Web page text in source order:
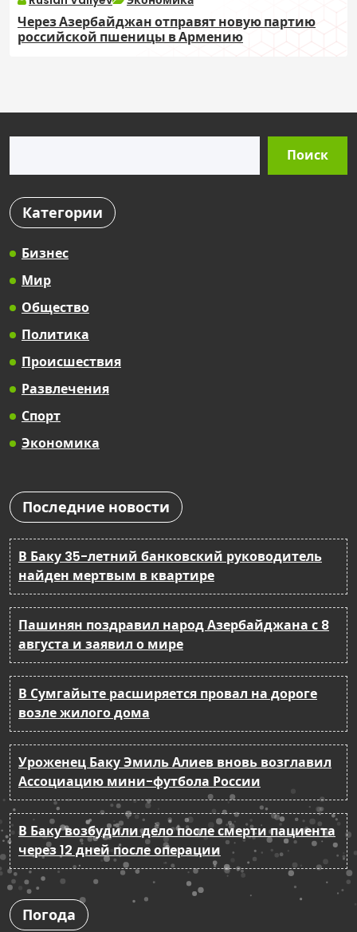
Через Азербайджан отправят новую партию
российской пшеницы в Армению
Поиск
Категории
Бизнес
Мир
Общество
Политика
Происшествия
Развлечения
Спорт
Экономика
Последние новости
В Баку 35-летний банковский руководитель
найден мертвым в квартире
Пашинян поздравил народ Азербайджана с 8
августа и заявил о мире
В Сумгайыте расширяется провал на дороге
возле жилого дома
Уроженец Баку Эмиль Алиев вновь возглавил
Ассоциацию мини-футбола России
В Баку возбудили дело после смерти пациента
через 12 дней после операции
Погода